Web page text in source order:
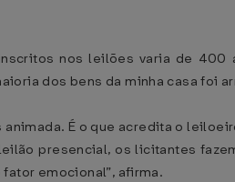
nos leilões varia de
dos bens da minha casa foi
É o que acredita o
presencial, os licitantes
emocional”, afirma.